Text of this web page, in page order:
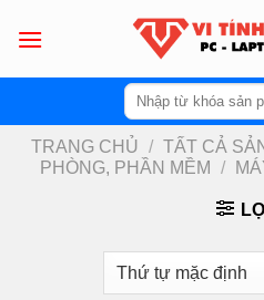
Tìm
kiếm:
TRANG CHỦ / TẤT CẢ
PHÒNG, PHẦN MỀM
/